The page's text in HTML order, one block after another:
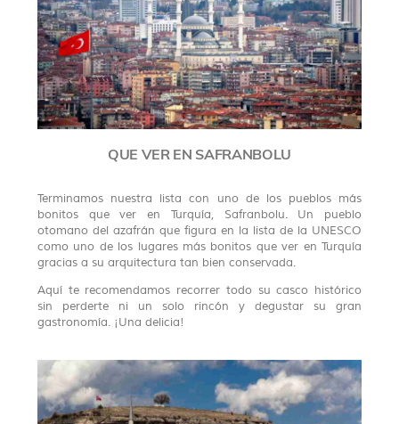
QUE VER EN SAFRANBOLU
Terminamos nuestra lista con uno de los pueblos más
bonitos que ver en Turquía, Safranbolu. Un pueblo
otomano del azafrán que figura en la lista de la UNESCO
como uno de los lugares más bonitos que ver en Turquía
gracias a su arquitectura tan bien conservada.
Aquí te recomendamos recorrer todo su casco histórico
sin perderte ni un solo rincón y degustar su gran
gastronomía. ¡Una delicia!